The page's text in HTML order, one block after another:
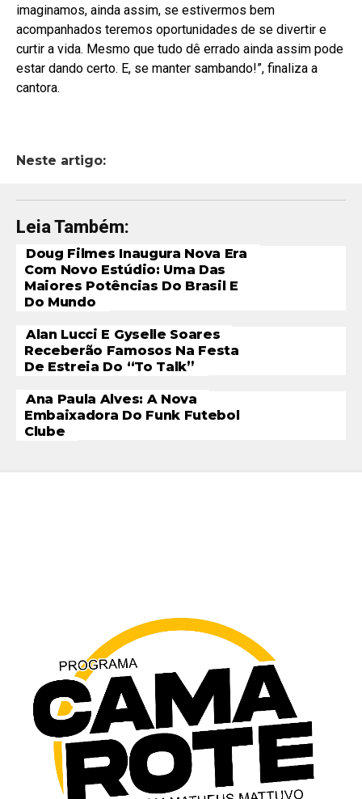
imaginamos, ainda assim, se estivermos bem
acompanhados teremos oportunidades de se divertir e
curtir a vida. Mesmo que tudo dê errado ainda assim pode
estar dando certo. E, se manter sambando!”, finaliza a
cantora.
Neste artigo:
Leia Também:
Doug Filmes Inaugura Nova Era
Com Novo Estúdio: Uma Das
Maiores Potências Do Brasil E
Do Mundo
Alan Lucci E Gyselle Soares
Receberão Famosos Na Festa
De Estreia Do “To Talk”
Ana Paula Alves: A Nova
Embaixadora Do Funk Futebol
Clube